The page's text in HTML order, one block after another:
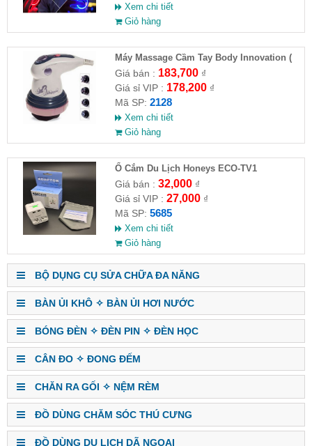
Xem chi tiết
Giỏ hàng
Máy Massage Cầm Tay Body Innovation (
HĐ )
Giá bán : 183,700₫
Giá sỉ VIP : 178,200₫
Mã SP: 2128
Xem chi tiết
Giỏ hàng
Ổ Cắm Du Lịch Honeys ECO-TV1
Giá bán : 32,000₫
Giá sỉ VIP : 27,000₫
Mã SP: 5685
Xem chi tiết
Giỏ hàng
BỘ DỤNG CỤ SỬA CHỮA ĐA NĂNG
BÀN ỦI KHÔ ✧ BÀN ỦI HƠI NƯỚC
BÓNG ĐÈN ✧ ĐÈN PIN ✧ ĐÈN HỌC
CÂN ĐO ✧ ĐONG ĐẾM
CHĂN RA GỐI ✧ NỆM RÈM
ĐỒ DÙNG CHĂM SÓC THÚ CƯNG
ĐỒ DÙNG DU LỊCH DÃ NGOẠI